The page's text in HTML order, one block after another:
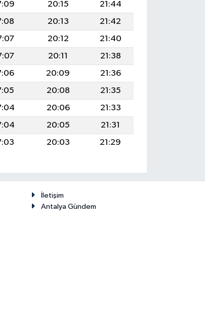
20:15
21:44
20:13
21:42
20:12
21:40
20:11
21:38
20:09
21:36
20:08
21:35
20:06
21:33
20:05
21:31
20:03 21:29
İletişim
Antalya Gündem